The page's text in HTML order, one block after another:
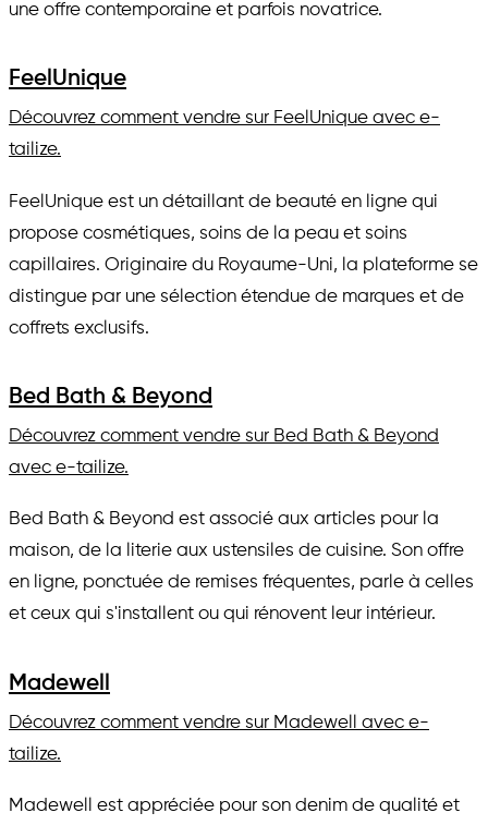
une offre contemporaine et parfois novatrice.
FeelUnique
Découvrez comment vendre sur FeelUnique avec e-
tailize.
FeelUnique est un détaillant de beauté en ligne qui
propose cosmétiques, soins de la peau et soins
capillaires. Originaire du Royaume-Uni, la plateforme se
distingue par une sélection étendue de marques et de
coffrets exclusifs.
Bed Bath & Beyond
Découvrez comment vendre sur Bed Bath & Beyond
avec e-tailize.
Bed Bath & Beyond est associé aux articles pour la
maison, de la literie aux ustensiles de cuisine. Son offre
en ligne, ponctuée de remises fréquentes, parle à celles
et ceux qui s'installent ou qui rénovent leur intérieur.
Madewell
Découvrez comment vendre sur Madewell avec e-
tailize.
Madewell est appréciée pour son denim de qualité et